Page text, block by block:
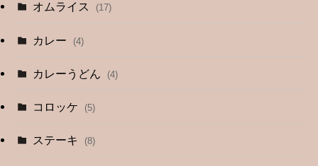
オムライス (17)
カレー (4)
カレーうどん (4)
コロッケ (5)
ステーキ (8)